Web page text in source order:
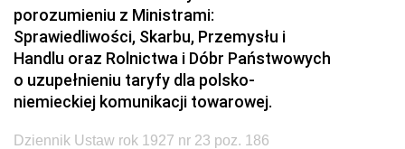
2005 2004 2003
2002 2001 2000
1999 1998
porozumieniu z Ministrami:
Sprawiedliwości, Skarbu, Przemysłu i
Handlu oraz Rolnictwa i Dóbr Państwowych
o uzupełnieniu taryfy dla polsko-
niemieckiej komunikacji towarowej.
Dziennik Ustaw rok 1927 nr 23 poz. 186